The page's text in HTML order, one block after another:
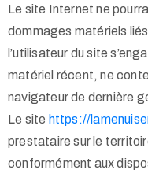
Le site Internet ne
dommages matériels
l’utilisateur du site
matériel récent, ne
navigateur de dernière
Le site https://
prestataire sur le
conformément aux